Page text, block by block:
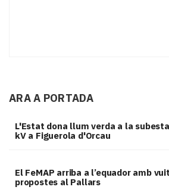
ARA A PORTADA
L'Estat dona llum verda a la
kV a Figuerola d'Orcau
El FeMAP arriba a l’equador amb
propostes al Pallars